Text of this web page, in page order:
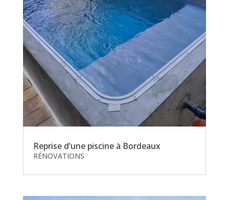
Reprise d’une piscine à Bordeaux
RÉNOVATIONS